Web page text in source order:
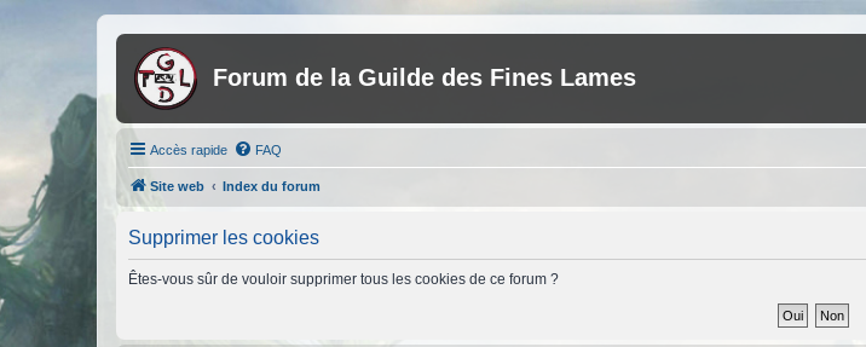
Forum de la Guilde des Fines Lames
Accès rapide FAQ
Site web Index du forum
Supprimer les cookies
Êtes-vous sûr de vouloir supprimer tous les cookies de ce forum ?